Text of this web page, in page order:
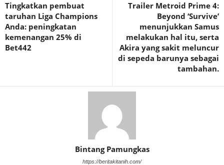
Tingkatkan pembuat
taruhan Liga Champions
Anda: peningkatan
kemenangan 25% di
Bet442
Trailer Metroid Prime 4:
Beyond ‘Survive’
menunjukkan Samus
melakukan hal itu, serta
Akira yang sakit meluncur
di sepeda barunya sebagai
tambahan.
Bintang Pamungkas
https://beritakitanih.com/